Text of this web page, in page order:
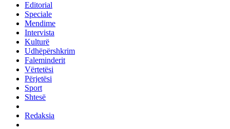
Editorial
Speciale
Mendime
Intervista
Kulturë
Udhëpërshkrim
Faleminderit
Vërtetësi
Përjetësi
Sport
Shtesë
Redaksia